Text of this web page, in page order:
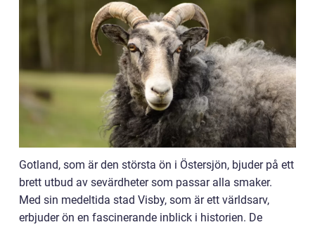
Gotland, som är den största ön i Östersjön, bjuder på ett
brett utbud av sevärdheter som passar alla smaker.
Med sin medeltida stad Visby, som är ett världsarv,
erbjuder ön en fascinerande inblick i historien. De